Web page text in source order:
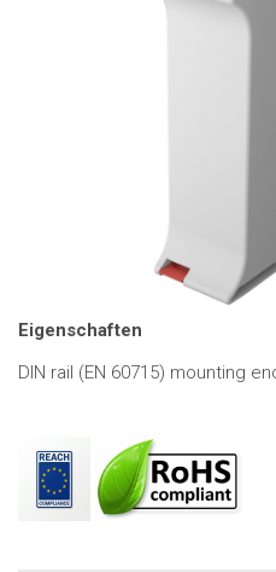
Eigenschaften
DIN rail (EN 60715) mounting